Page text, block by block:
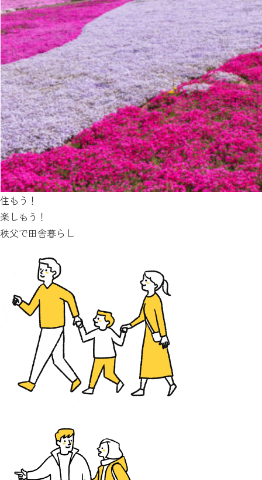
住もう！
楽しもう！
秩父で田舎暮らし